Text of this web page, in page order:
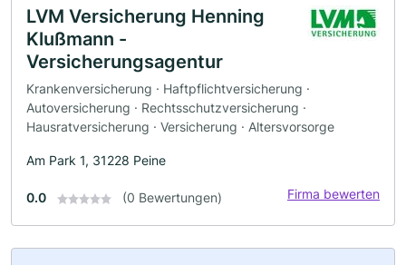
LVM Versicherung Henning
Klußmann -
Versicherungsagentur
Krankenversicherung · Haftpflichtversicherung ·
Autoversicherung · Rechtsschutzversicherung ·
Hausratversicherung · Versicherung · Altersvorsorge
Am Park 1, 31228 Peine
0.0 (0 Bewertungen) Firma bewerten